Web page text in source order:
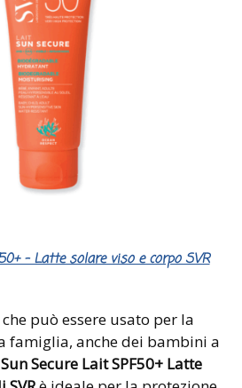
– Latte solare viso e corpo SVR
può essere usato per la
famiglia, anche dei bambini a
Sun Secure Lait SPF50+ Latte